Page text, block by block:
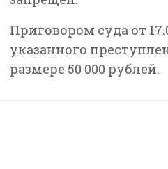
Приговором суда от
указанного
размере 50 000 рублей.